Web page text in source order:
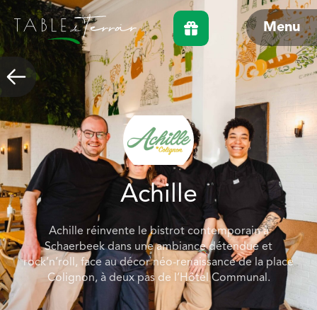
Menu
Achille
Achille réinvente le bistrot contemporain à
Schaerbeek dans une ambiance détendue et
rock’n’roll, face au décor néo-renaissance de la place
Colignon, à deux pas de l’Hôtel Communal.